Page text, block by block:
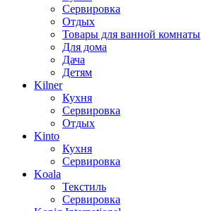
Сервировка
Отдых
Товары для ванной комнаты
Для дома
Дача
Детям
Kilner
Кухня
Сервировка
Отдых
Kinto
Кухня
Сервировка
Koala
Текстиль
Сервировка